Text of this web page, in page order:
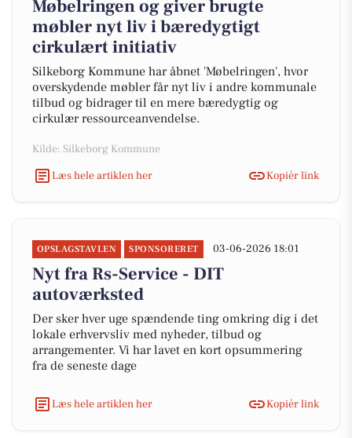
Møbelringen og giver brugte
møbler nyt liv i bæredygtigt
cirkulært initiativ
Silkeborg Kommune har åbnet 'Møbelringen', hvor
overskydende møbler får nyt liv i andre kommunale
tilbud og bidrager til en mere bæredygtig og
cirkulær ressourceanvendelse.
Kilde: Silkeborg Kommune
Læs hele artiklen her
Kopiér link
OPSLAGSTAVLEN SPONSORERET 03-06-2026 18:01
Nyt fra Rs-Service - DIT
autoværksted
Der sker hver uge spændende ting omkring dig i det
lokale erhvervsliv med nyheder, tilbud og
arrangementer. Vi har lavet en kort opsummering
fra de seneste dage
Læs hele artiklen her Kopiér link